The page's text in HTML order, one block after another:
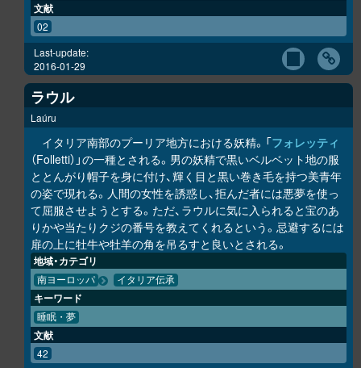
文献
02
Last-update:
2016-01-29
ラウル
Laúru
イタリア南部のプーリア地方における妖精。「フォレッティ
（Folletti）」の一種とされる。男の妖精で黒いベルベット地の服
ととんがり帽子を身に付け、輝く目と黒い巻き毛を持つ美青年
の姿で現れる。人間の女性を誘惑し、拒んだ者には悪夢を使っ
て屈服させようとする。ただ、ラウルに気に入られると宝のあ
りかや当たりクジの番号を教えてくれるという。忌避するには
扉の上に牡牛や牡羊の角を吊るすと良いとされる。
地域・カテゴリ
南ヨーロッパ イタリア伝承
キーワード
睡眠・夢
文献
42